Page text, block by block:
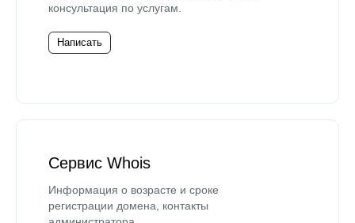
консультация по услугам.
Написать
Сервис Whois
Информация о возрасте и сроке
регистрации домена, контакты